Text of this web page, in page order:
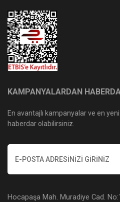
KAMPANYALARDAN
En avantajlı kampanyalar ve en
haberdar olabilirsiniz.
Hocapaşa Mah. Muradiye Cad.